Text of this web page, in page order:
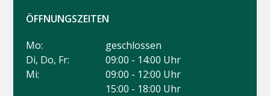
ÖFFNUNGSZEITEN
Mo:
geschlossen
Di, Do, Fr:
09:00 - 14:00 Uhr
Mi:
09:00 - 12:00 Uhr
15:00 - 18:00 Uhr